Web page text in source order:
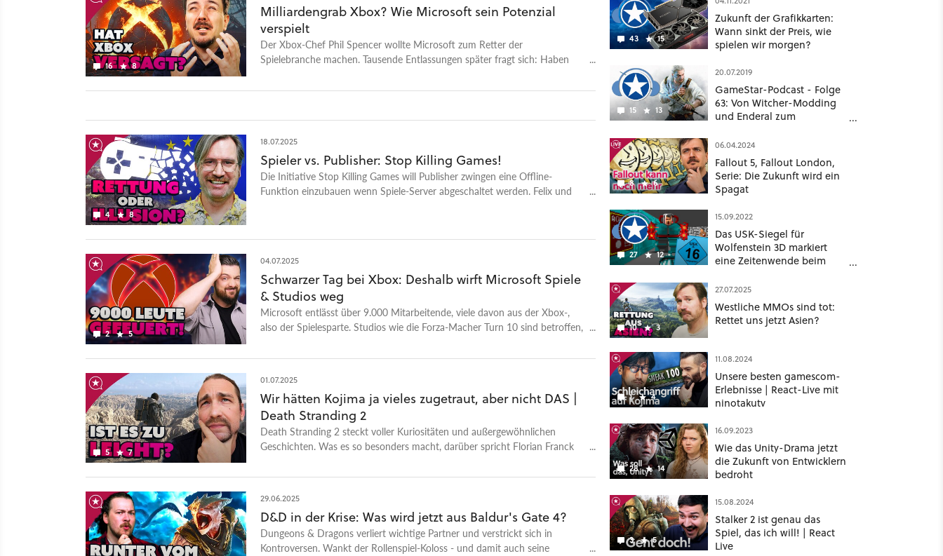
16 8
Milliardengrab Xbox? Wie Microsoft sein Potenzial
verspielt
Der Xbox-Chef Phil Spencer wollte Microsoft zum Retter der
Spielebranche machen. Tausende Entlassungen später fragt sich: Haben
4 8
18.07.2025
Spieler vs. Publisher: Stop Killing Games!
Die Initiative Stop Killing Games will Publisher zwingen eine Offline-
Funktion einzubauen wenn Spiele-Server abgeschaltet werden. Felix und
2 5
04.07.2025
Schwarzer Tag bei Xbox: Deshalb wirft Microsoft Spiele
& Studios weg
Microsoft entlässt über 9.000 Mitarbeitende, viele davon aus der Xbox-,
also der Spielesparte. Studios wie die Forza-Macher Turn 10 sind betroffen,
Was bedeutet das für den Software-Riesen? Welche Strategie steckt
nach Antworten.
5 7
01.07.2025
Wir hätten Kojima ja vieles zugetraut, aber nicht DAS |
Death Stranding 2
Death Stranding 2 steckt voller Kuriositäten und außergewöhnlichen
Geschichten. Was es so besonders macht, darüber spricht Florian Franck
29.06.2025
D&D in der Krise: Was wird jetzt aus Baldur's Gate 4?
Dungeons & Dragons verliert wichtige Partner und verstrickt sich in
Kontroversen. Wankt der Rollenspiel-Koloss - und damit auch seine
43 15
Zukunft der Grafikkarten:
Wann sinkt der Preis, wie
spielen wir morgen?
15 13
20.07.2019
GameStar-Podcast - Folge
63: Von Witcher-Modding
und Enderal zum
8 6
06.04.2024
Fallout 5, Fallout London,
Serie: Die Zukunft wird ein
Spagat
27 12
15.09.2022
Das USK-Siegel für
Wolfenstein 3D markiert
eine Zeitenwende beim
10 3
27.07.2025
Westliche MMOs sind tot:
Rettet uns jetzt Asien?
1 4
11.08.2024
Unsere besten gamescom-
Erlebnisse | React-Live mit
ninotakutv
28 14
16.09.2023
Wie das Unity-Drama jetzt
die Zukunft von Entwicklern
bedroht
3 5
15.08.2024
Stalker 2 ist genau das
Spiel, das ich will! | React
Live